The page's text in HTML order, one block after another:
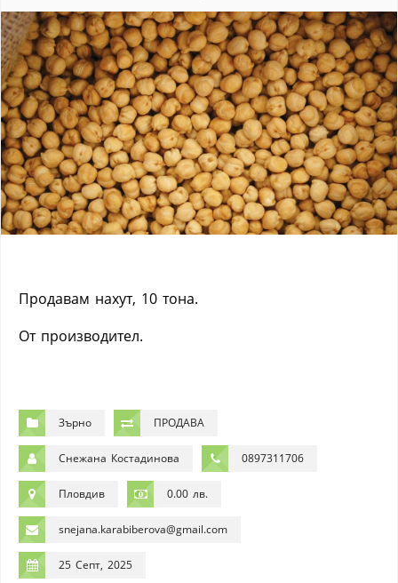
Продавам нахут, 10 тона.
От производител.
Зърно ПРОДАВА
Снежана Костадинова 0897311706
Пловдив 0.00 лв.
snejana.karabiberova@gmail.com
25 Септ, 2025